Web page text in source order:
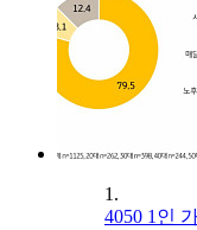
1.
4050 1인